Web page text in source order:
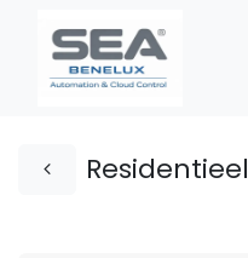
Residentieel